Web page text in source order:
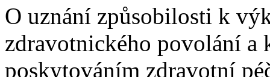
O uznání způsobilosti k
zdravotnického povolání
poskytováním zdravotní